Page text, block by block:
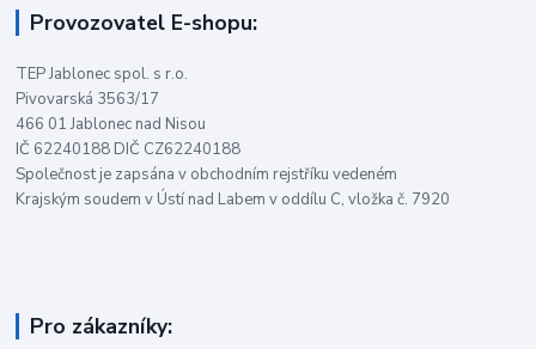
Provozovatel E-shopu:
TEP Jablonec spol. s r.o.
Pivovarská 3563/17
466 01 Jablonec nad Nisou
IČ 62240188 DIČ CZ62240188
Společnost je zapsána v obchodním rejstříku vedeném
Krajským soudem v Ústí nad Labem v oddílu C, vložka č. 7920
Pro zákazníky: